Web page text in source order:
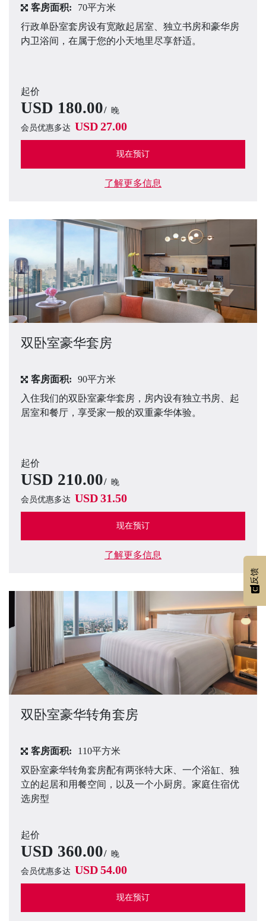
客房面积:
70平方米
行政单卧室套房设有宽敞起居室、独立书房和豪华房
内卫浴间，在属于您的小天地里尽享舒适。
起价
USD 180.00
晚
会员优惠多达 USD27.00
现在预订
了解更多信息
双卧室豪华套房
客房面积:
90平方米
入住我们的双卧室豪华套房，房内设有独立书房、起
居室和餐厅，享受家一般的双重豪华体验。
起价
USD 210.00
晚
会员优惠多达 USD31.50
现在预订
了解更多信息
双卧室豪华转角套房
客房面积:
110平方米
双卧室豪华转角套房配有两张特大床、一个浴缸、独
立的起居和用餐空间，以及一个小厨房。家庭住宿优
选房型
起价
USD 360.00
晚
会员优惠多达 USD54.00
现在预订
反馈